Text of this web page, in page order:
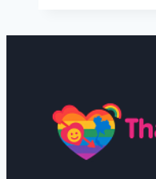
เรียน
ความ